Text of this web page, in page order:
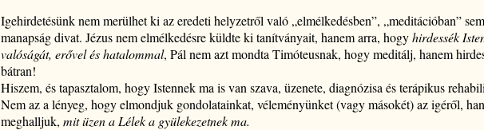
Igehirdetésünk nem merülhet ki az eredeti helyzetről való „elmélkedésben”, „meditációban”
manapság divat. Jézus nem elmélkedésre küldte ki tanítványait, hanem arra, hogyhirdessék
valóságát, erővel és hatalommal, Pál nem azt mondta Timóteusnak, hogy meditálj, hanem
bátran!
Hiszem, és tapasztalom, hogy Istennek ma is van szava, üzenete, diagnózisa és terápikus
Nem az a lényeg, hogy elmondjuk gondolatainkat, véleményünket (vagy másokét) az igéről,
meghalljuk, mit üzen a Lélek a gyülekezetnek ma.